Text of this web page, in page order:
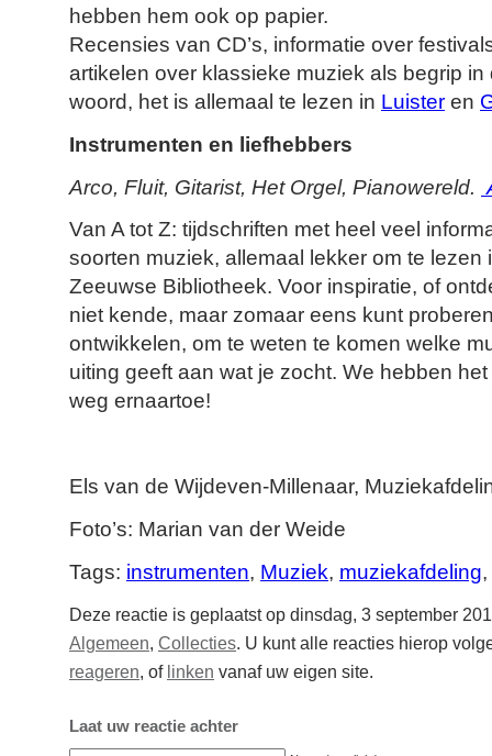
hebben hem ook op papier.
Recensies van CD’s, informatie over
artikelen over klassieke muziek als begrip
woord, het is allemaal te lezen in Luister en
Instrumenten en liefhebbers
Arco, Fluit, Gitarist, Het Orgel, Pianowereld.
Van A tot Z: tijdschriften met heel veel
soorten muziek, allemaal lekker om te lezen
Zeeuwse Bibliotheek. Voor inspiratie, of
niet kende, maar zomaar eens kunt
ontwikkelen, om te weten te komen welke
uiting geeft aan wat je zocht. We hebben
weg ernaartoe!
Els van de Wijdeven-Millenaar,
Foto’s: Marian van der Weide
Tags: instrumenten, Muziek, muziekafdeling,
Deze reactie is geplaatst op dinsdag, 3 september
Algemeen, Collecties. U kunt alle reacties hierop
reageren, of linken vanaf uw eigen site.
Laat uw reactie achter